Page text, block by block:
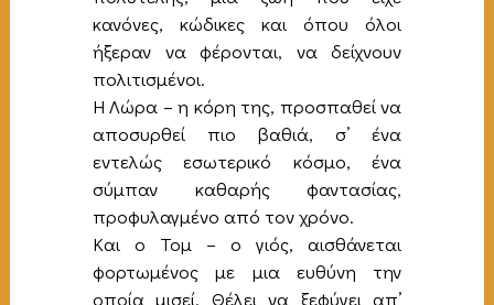
κανόνες, κώδικες και όπου όλοι
ήξεραν να φέρονται, να δείχνουν
πολιτισμένοι.
Η Λώρα – η κόρη της, προσπαθεί να
αποσυρθεί πιο βαθιά, σ’ ένα
εντελώς εσωτερικό κόσμο, ένα
σύμπαν καθαρής φαντασίας,
προφυλαγμένο από τον χρόνο.
Και ο Τομ – ο γιός, αισθάνεται
φορτωμένος με μια ευθύνη την
οποία μισεί. Θέλει να ξεφύγει απ’